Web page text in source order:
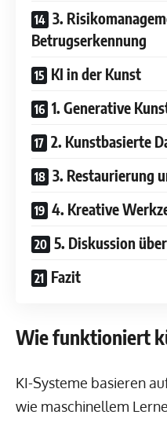
3.
Betrugserkennung
KI in der Kunst
1. Generative
2. Kunstbasierte
3. Restaurierung
4. Kreative
5. Diskussion
Fazit
Wie funktioniert
KI-Systeme basieren
wie maschinellem